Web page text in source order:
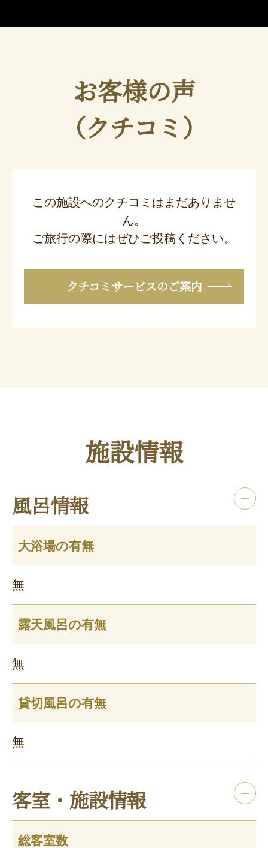
お客様の声
（クチコミ）
この施設へのクチコミはまだありませ
ん。
ご旅行の際にはぜひご投稿ください。
クチコミサービスのご案内
施設情報
風呂情報
大浴場の有無
無
露天風呂の有無
無
貸切風呂の有無
無
客室・施設情報
総客室数